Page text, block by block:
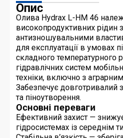
Опис
Олива Hydrax L-HM 46
високопродуктивних рідин
антизношувальними
для експлуатації в умовах
складного температурного
гідравлічних систем
техніки, включно з
Забезпечує довготривалий
та піноутворення.
Основні переваги
Ефективний захист —
гідросистемах із середнім